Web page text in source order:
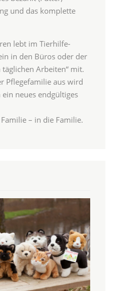
und das komplette
lebt im Tierhilfe-
in den Büros oder der
Arbeiten“ mit.
Pflegefamilie aus wird
neues endgültiges
– in die Familie.